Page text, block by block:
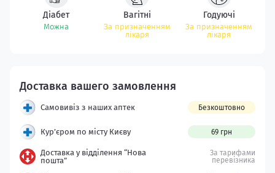
Діабет
Можна
Вагітні
За призначенням
лікаря
Годуючі
За призначенням
лікаря
Самовивіз з наших аптек Безкоштовно
Кур’єром по місту Києву 69 грн
Доставка у відділення “Нова
пошта”
За тарифами
перевізника